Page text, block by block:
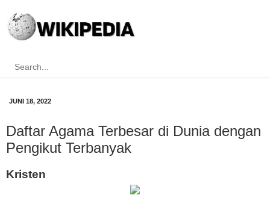
JUNI 18, 2022
Daftar Agama Terbesar di Dunia dengan
Pengikut Terbanyak
Kristen